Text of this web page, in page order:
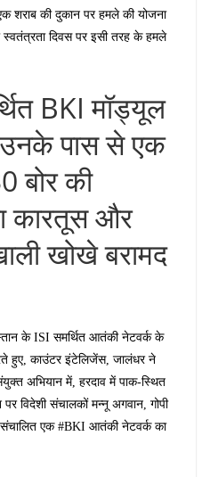
शराब की दुकान पर हमले की योजना
दिवस पर इसी तरह के हमले
BKI मॉड्यूल
पास से एक
बोर की
कारतूस और
खोखे बरामद
के ISI समर्थित आतंकी नेटवर्क के
हुए, काउंटर इंटेलिजेंस, जालंधर ने
अभियान में, हरदाव में पाक-स्थित
विदेशी संचालकों मन्नू अगवान, गोपी
संचालित एक #BKI आतंकी नेटवर्क का